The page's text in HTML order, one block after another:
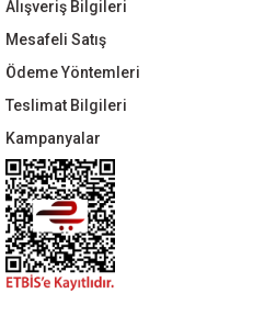
Alışveriş Bilgileri
Mesafeli Satış
Ödeme Yöntemleri
Teslimat Bilgileri
Kampanyalar